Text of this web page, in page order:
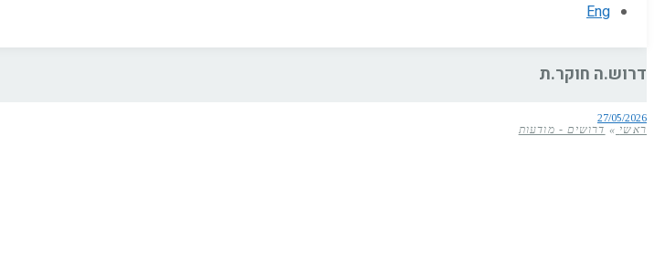
Eng
דרוש.ה חוקר.ת
ראשי » דרושים - מודעות
27/05/2026